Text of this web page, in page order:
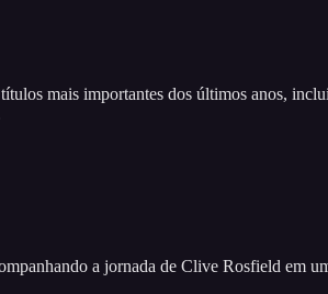
mais importantes dos últimos anos,
a jornada de Clive Rosfield em